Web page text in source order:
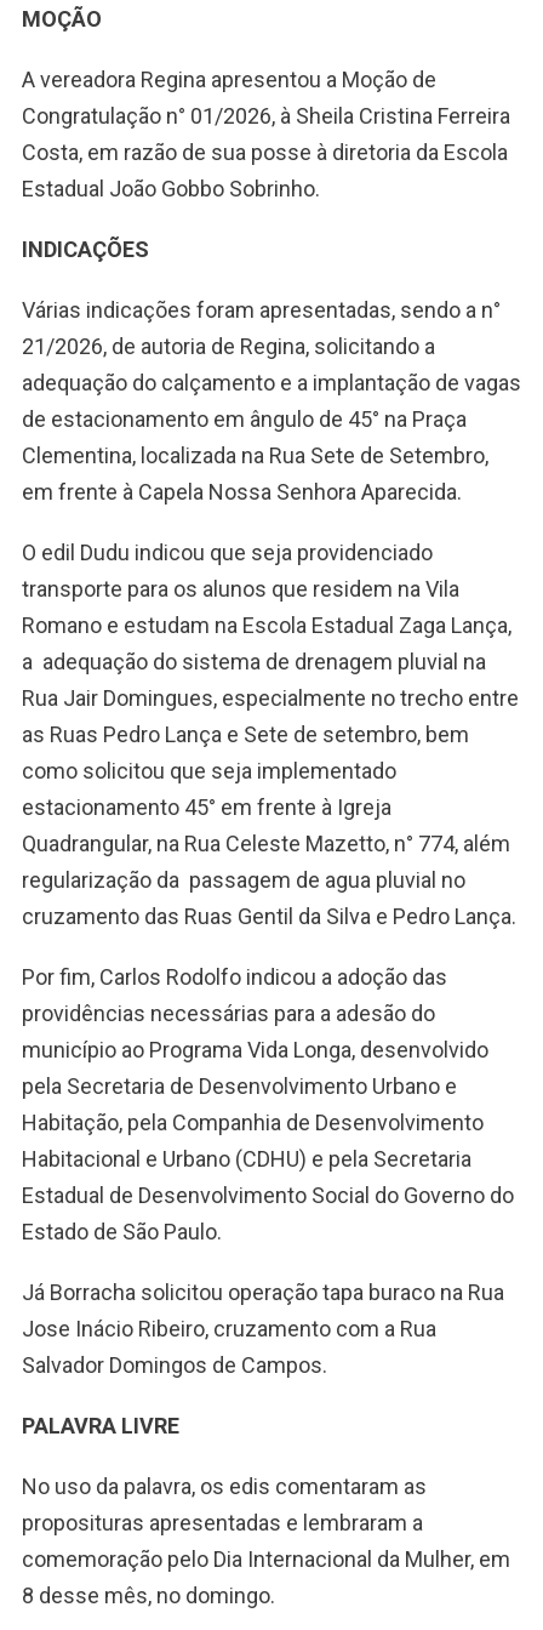
MOÇÃO
A vereadora Regina apresentou a Moção de
Congratulação n° 01/2026, à Sheila Cristina Ferreira
Costa, em razão de sua posse à diretoria da Escola
Estadual João Gobbo Sobrinho.
INDICAÇÕES
Várias indicações foram apresentadas, sendo a n°
21/2026, de autoria de Regina, solicitando a
adequação do calçamento e a implantação de vagas
de estacionamento em ângulo de 45° na Praça
Clementina, localizada na Rua Sete de Setembro,
em frente à Capela Nossa Senhora Aparecida.
O edil Dudu indicou que seja providenciado
transporte para os alunos que residem na Vila
Romano e estudam na Escola Estadual Zaga Lança,
a adequação do sistema de drenagem pluvial na
Rua Jair Domingues, especialmente no trecho entre
as Ruas Pedro Lança e Sete de setembro, bem
como solicitou que seja implementado
estacionamento 45° em frente à Igreja
Quadrangular, na Rua Celeste Mazetto, n° 774, além
regularização da passagem de agua pluvial no
cruzamento das Ruas Gentil da Silva e Pedro Lança.
Por fim, Carlos Rodolfo indicou a adoção das
providências necessárias para a adesão do
município ao Programa Vida Longa, desenvolvido
pela Secretaria de Desenvolvimento Urbano e
Habitação, pela Companhia de Desenvolvimento
Habitacional e Urbano (CDHU) e pela Secretaria
Estadual de Desenvolvimento Social do Governo do
Estado de São Paulo.
Já Borracha solicitou operação tapa buraco na Rua
Jose Inácio Ribeiro, cruzamento com a Rua
Salvador Domingos de Campos.
PALAVRA LIVRE
No uso da palavra, os edis comentaram as
proposituras apresentadas e lembraram a
comemoração pelo Dia Internacional da Mulher, em
8 desse mês, no domingo.